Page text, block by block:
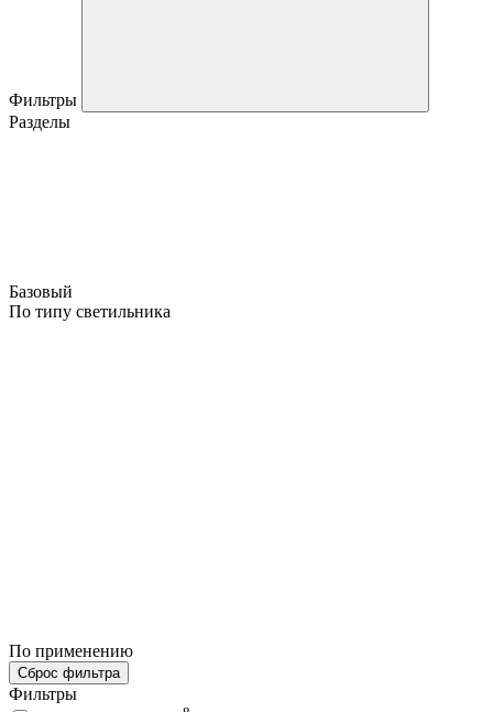
Фильтры
Разделы
Базовый
По типу светильника
По применению
Сброс фильтра
Фильтры